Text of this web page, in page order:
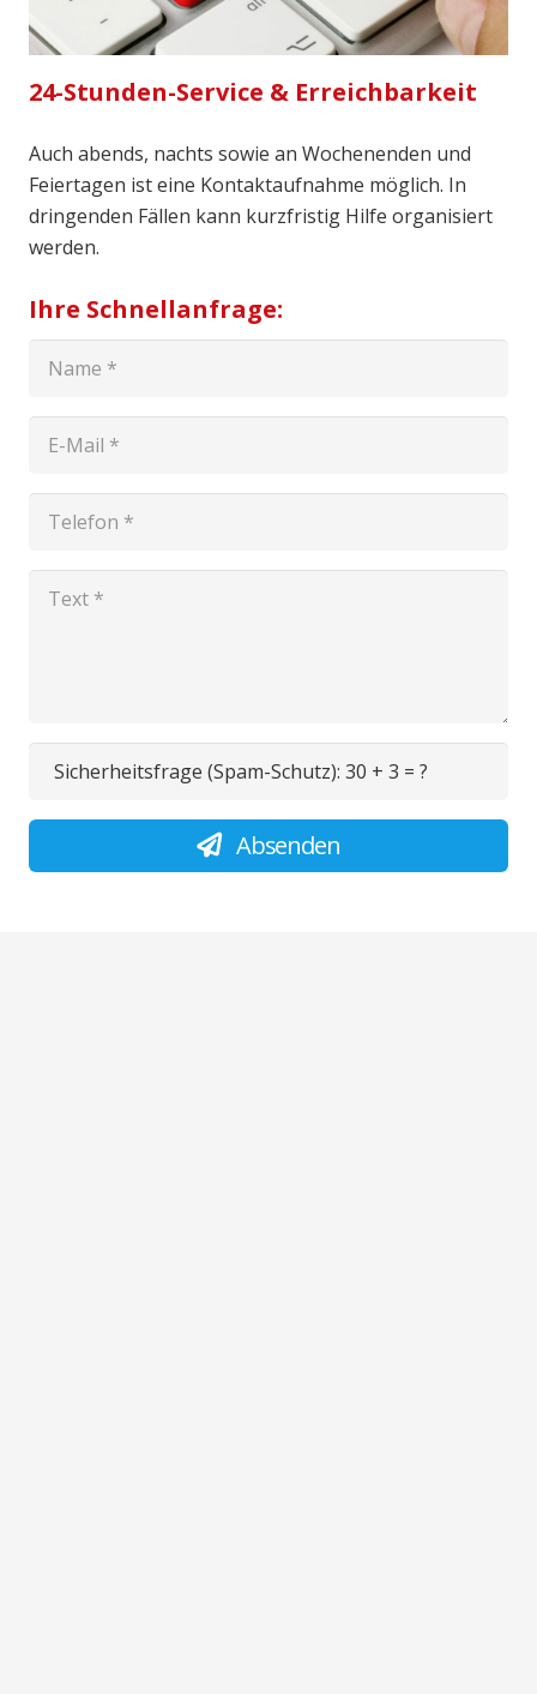
24-Stunden-Service & Erreichbarkeit
Auch abends, nachts sowie an Wochenenden und
Feiertagen ist eine Kontaktaufnahme möglich. In
dringenden Fällen kann kurzfristig Hilfe organisiert
werden.
Ihre Schnellanfrage:
Sicherheitsfrage (Spam-Schutz): 30 + 3 = ?
Absenden